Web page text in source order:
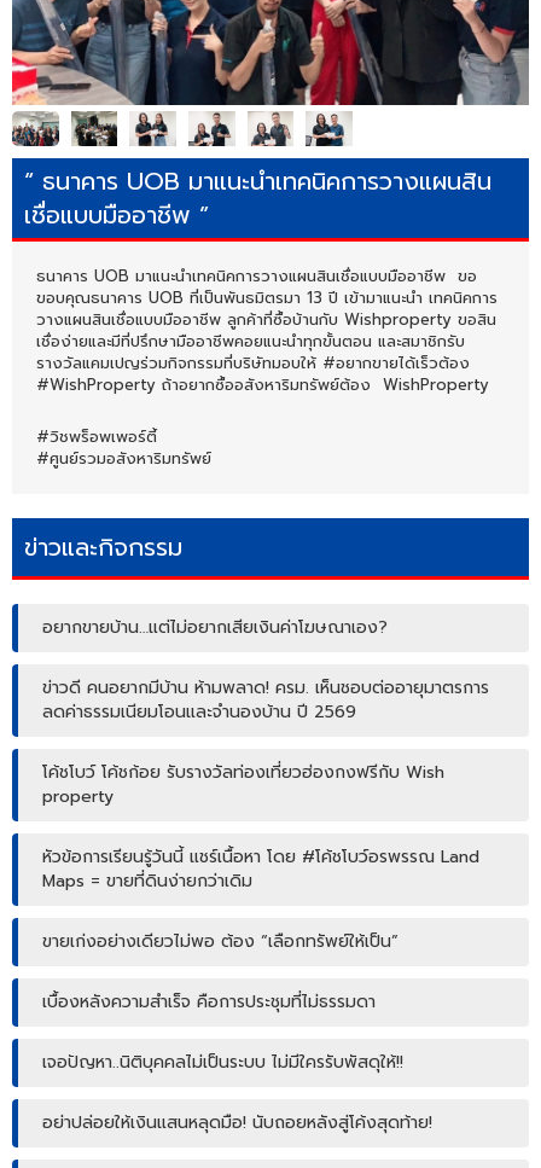
“ ธนาคาร UOB มาแนะนำเทคนิคการวางแผนสิน
เชื่อแบบมืออาชีพ ”
ธนาคาร UOB มาแนะนำเทคนิคการวางแผนสินเชื่อแบบมืออาชีพ ขอ
ขอบคุณธนาคาร UOB ที่เป็นพันธมิตรมา 13 ปี เข้ามาแนะนำ เทคนิคการ
วางแผนสินเชื่อแบบมืออาชีพ ลูกค้าที่ซื้อบ้านกับ Wishproperty ขอสิน
เชื่อง่ายและมีที่ปรึกษามืออาชีพคอยแนะนำทุกขั้นตอน และสมาชิกรับ
รางวัลแคมเปญร่วมกิจกรรมที่บริษัทมอบให้ #อยากขายได้เร็วต้อง
#WishProperty ถ้าอยากซื้ออสังหาริมทรัพย์ต้อง WishProperty
#วิชพร็อพเพอร์ตี้
#ศูนย์รวมอสังหาริมทรัพย์
ข่าวและกิจกรรม
อยากขายบ้าน…แต่ไม่อยากเสียเงินค่าโฆษณาเอง?
ข่าวดี คนอยากมีบ้าน ห้ามพลาด! ครม. เห็นชอบต่ออายุมาตรการ
ลดค่าธรรมเนียมโอนและจำนองบ้าน ปี 2569
โค้ชโบว์ โค้ชก้อย รับรางวัลท่องเที่ยวฮ่องกงฟรีกับ Wish
property
หัวข้อการเรียนรู้วันนี้ แชร์เนื้อหา โดย #โค้ชโบว์อรพรรณ Land
Maps = ขายที่ดินง่ายกว่าเดิม
ขายเก่งอย่างเดียวไม่พอ ต้อง “เลือกทรัพย์ให้เป็น”
เบื้องหลังความสำเร็จ คือการประชุมที่ไม่ธรรมดา
เจอปัญหา..นิติบุคคลไม่เป็นระบบ ไม่มีใครรับพัสดุให้!!
อย่าปล่อยให้เงินแสนหลุดมือ! นับถอยหลังสู่โค้งสุดท้าย!